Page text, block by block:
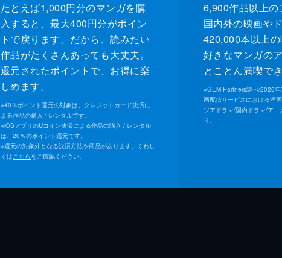
たとえば1,000円分のマンガを購
入すると、最大400円分がポイン
トで戻ります。だから、読みたい
作品がたくさんあっても大丈夫。
還元されたポイントで、お得に楽
しめます。
※40％ポイント還元の対象は、クレジットカード決済に
よる作品の購入 / レンタルです。
※iOSアプリのUコイン決済による作品の購入 / レンタル
は、20％のポイント還元です。
※還元の対象外となる決済方法や商品があります。くわし
くはこちらをご確認ください。
6,900作品以上の
国内外の映画や
420,000本以上の
好きなマンガの
とことん満喫でき
※GEM Partners調べ/2026
画配信サービスにおける洋
ジアドラマ/国内ドラマ/ア
り。